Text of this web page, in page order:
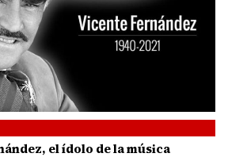
el ídolo de la música